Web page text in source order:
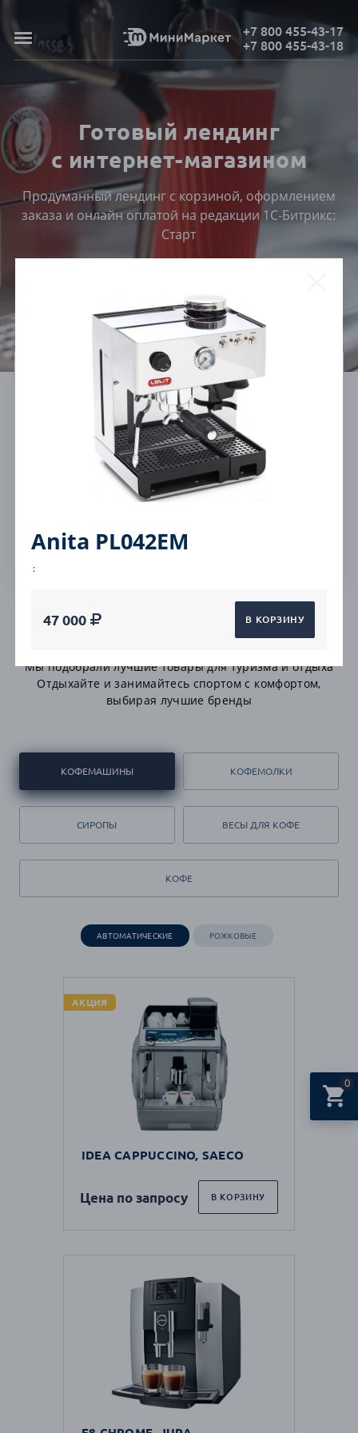
0
+7 800 455-43-17
+7 800 455-43-18
Готовый лендинг
с интернет-магазином
Продуманный лендинг с корзиной, оформлением
заказа и онлайн оплатой на редакции 1С-Битрикс:
Старт
Cashback на все от
Бесплатная
консультация
Работаем без
выходных
Гарантия на все
товары
Быстрая доставка
Мы подобрали лучшие товары для туризма и отдыха
Отдыхайте и занимайтесь спортом с комфортом,
выбирая лучшие бренды
Anita PL042EM
:
47 000 В КОРЗИНУ
КОФЕМАШИНЫ КОФЕМОЛКИ
СИРОПЫ ВЕСЫ ДЛЯ КОФЕ
КОФЕ
АВТОМАТИЧЕСКИЕ РОЖКОВЫЕ
АКЦИЯ
IDEA CAPPUCCINO, SAECO
Цена по запросу В КОРЗИНУ